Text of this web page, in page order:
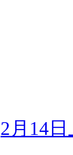
2月14